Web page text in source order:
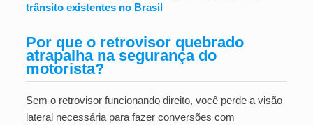
trânsito existentes no Brasil
Por que o retrovisor quebrado
atrapalha na segurança do
motorista?
Sem o retrovisor funcionando direito, você perde a visão
lateral necessária para fazer conversões com